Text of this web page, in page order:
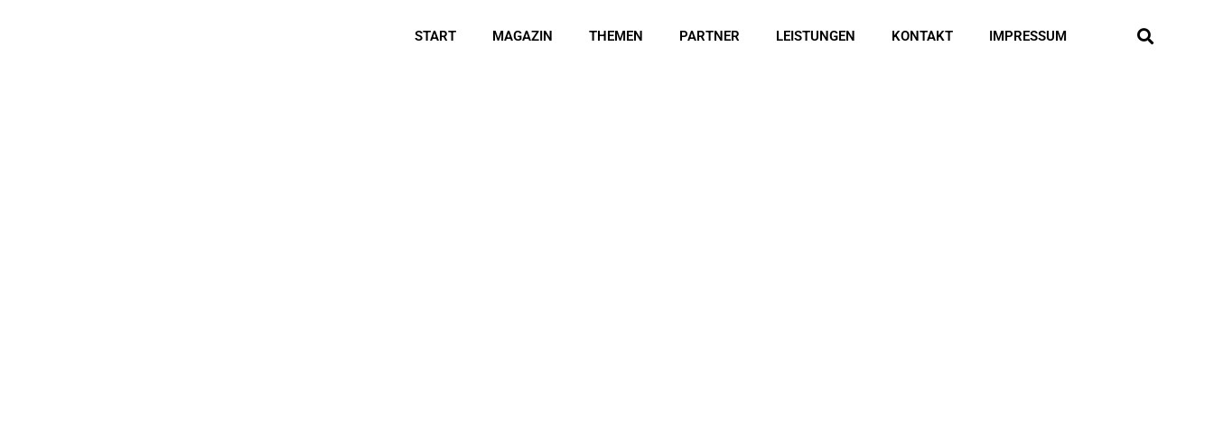
START MAGAZIN THEMEN PARTNER LEISTUNGEN KONTAKT IMPRESSUM